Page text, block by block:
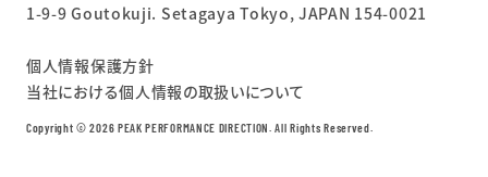
1-9-9 Goutokuji. Setagaya Tokyo, JAPAN 154-0021
個人情報保護方針
当社における個人情報の取扱いについて
Copyright ©︎ 2026 PEAK PERFORMANCE DIRECTION. All Rights Reserved.